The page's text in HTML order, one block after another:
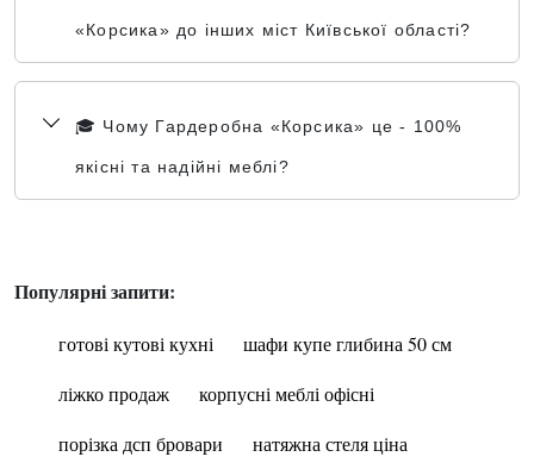
«Корсика» до інших міст Київської області?
🎓 Чому Гардеробна «Корсика» це - 100%
якісні та надійні меблі?
Популярні запити:
готові кутові кухні
шафи купе глибина 50 см
ліжко продаж
корпусні меблі офісні
порізка дсп бровари
натяжна стеля ціна